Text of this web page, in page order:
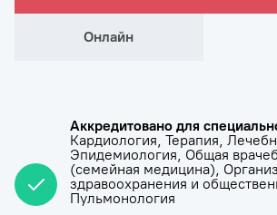
Онлайн
Аккредитовано для
Кардиология, Терапия,
Эпидемиология, Общая
(семейная медицина),
здравоохранения и
Пульмонология